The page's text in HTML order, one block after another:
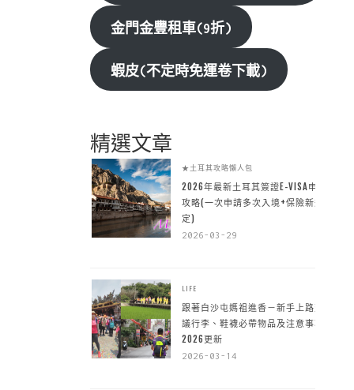
金門金豐租車(9折)
蝦皮(不定時免運卷下載)
精選文章
★土耳其攻略懶人包
2026年最新土耳其簽證E-VISA申請
攻略(一次申請多次入境+保險新規
定)
2026-03-29
LIFE
跟著白沙屯媽祖進香－新手上路建
議行李、鞋襪必帶物品及注意事項
2026更新
2026-03-14